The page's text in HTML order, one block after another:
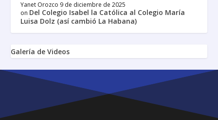
Yanet Orozco 9 de diciembre de 2025
on Del Colegio Isabel la Católica al Colegio María
Luisa Dolz (así cambió La Habana)
Galería de Videos